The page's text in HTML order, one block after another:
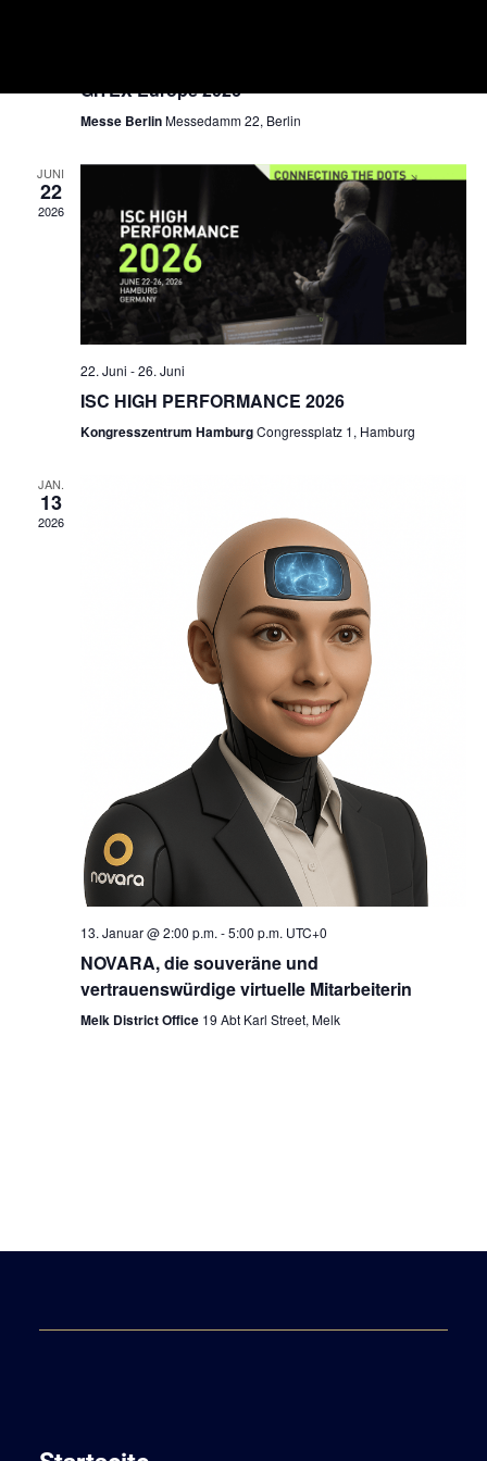
GITEX Europe 2026
Messe BerlinMessedamm 22, Berlin
JUNI
22
2026
22. Juni -26. Juni
ISC HIGH PERFORMANCE 2026
Kongresszentrum HamburgCongressplatz 1, Hamburg
JAN.
13
2026
13. Januar @ 2:00 p.m.-5:00 p.m. UTC+0
NOVARA, die souveräne und
vertrauenswürdige virtuelle Mitarbeiterin
Melk District Office 19 Abt Karl Street, Melk